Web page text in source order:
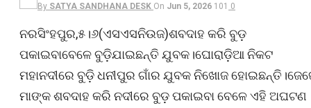
By SATYA SANDHANA DESK On Jun 5, 2026 101 0
ନରସିଂହପୁର,୫।୬(ଏସଏସନିଉଜ)ଶବଦାହ କରି ବୁଡ଼
ପକାଇବାବେଳେ ବୁଡ଼ିଯାଇଛନ୍ତି ଯୁବକ।ଘୋରାଡ଼ିଆ ନିକଟ
ମହାନଦୀରେ ବୁଡ଼ି ଧନୀପୁର ଗାଁର ଯୁବକ ନିଖୋଜ
ମାଙ୍କ ଶବଦାହ କରି ନଦୀରେ ବୁଡ଼ ପକାଇବା ବେଳେ ଏହି ଅଘଟଣ